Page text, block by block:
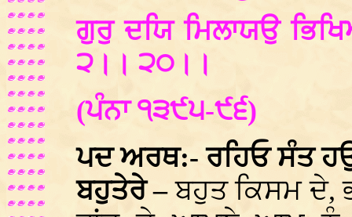
ਗੁਰੁ ਦਯਿ ਮਿਲਾਯਉ
੨।। ੨੦।।
(ਪੰਨਾ ੧੩੯੫-੯੬)
ਪਦ ਅਰਥ:- ਰਹਿਓ ਸੰਤ
ਬਹੁਤੇਰੇ –ਬਹੁਤ ਕਿਸਮ ਦੇ,